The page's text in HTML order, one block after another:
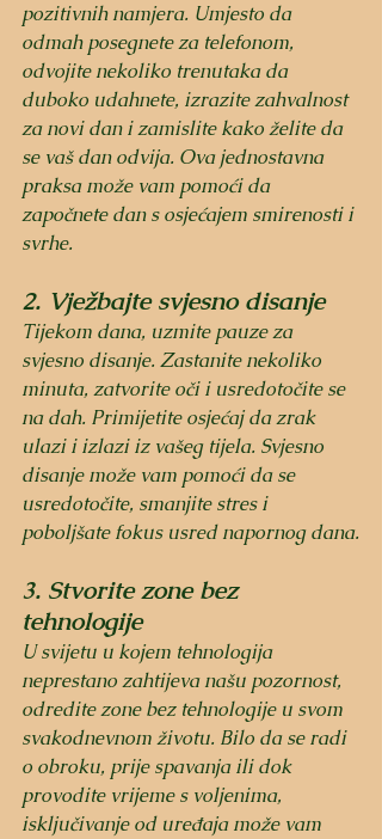
pozitivnih namjera. Umjesto da
odmah posegnete za telefonom,
odvojite nekoliko trenutaka da
duboko udahnete, izrazite zahvalnost
za novi dan i zamislite kako želite da
se vaš dan odvija. Ova jednostavna
praksa može vam pomoći da
započnete dan s osjećajem smirenosti i
svrhe.
2. Vježbajte svjesno disanje
Tijekom dana, uzmite pauze za
svjesno disanje. Zastanite nekoliko
minuta, zatvorite oči i usredotočite se
na dah. Primijetite osjećaj da zrak
ulazi i izlazi iz vašeg tijela. Svjesno
disanje može vam pomoći da se
usredotočite, smanjite stres i
poboljšate fokus usred napornog dana.
3. Stvorite zone bez
tehnologije
U svijetu u kojem tehnologija
neprestano zahtijeva našu pozornost,
odredite zone bez tehnologije u svom
svakodnevnom životu. Bilo da se radi
o obroku, prije spavanja ili dok
provodite vrijeme s voljenima,
isključivanje od uređaja može vam